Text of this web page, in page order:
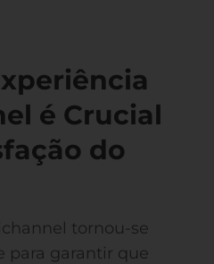
é Crucial
do
tornou-se
para garantir que